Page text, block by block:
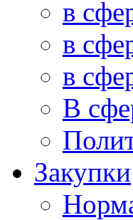
в
в
в
В
Закупки